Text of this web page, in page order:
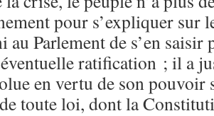
pour s’expliquer sur
au Parlement de s’en
ratification ; il a
en vertu de son pouvoir
toute loi, dont la